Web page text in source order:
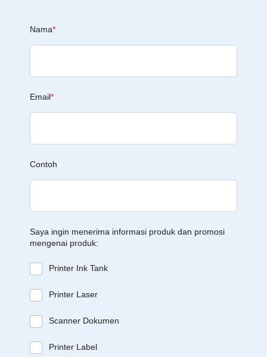
Nama*
Email*
Contoh
Saya ingin menerima informasi produk dan promosi
mengenai produk:
Printer Ink Tank
Printer Laser
Scanner Dokumen
Printer Label